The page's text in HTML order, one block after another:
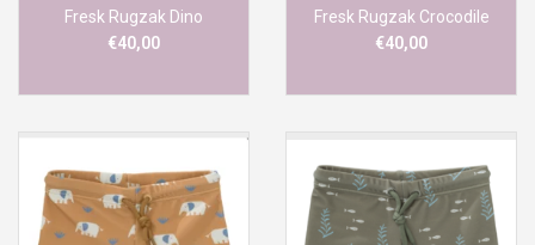
Fresk Rugzak Dino
€40,00
Fresk Rugzak Crocodile
€40,00